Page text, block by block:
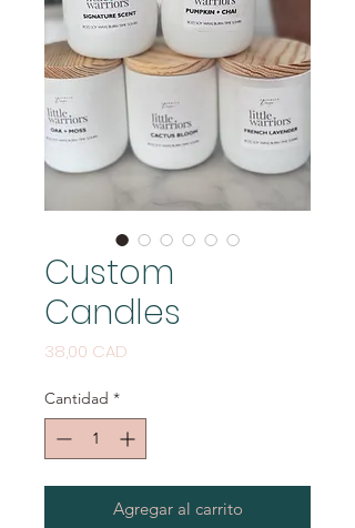
Custom
Candles
38,00 CAD
Cantidad *
Agregar al carrito